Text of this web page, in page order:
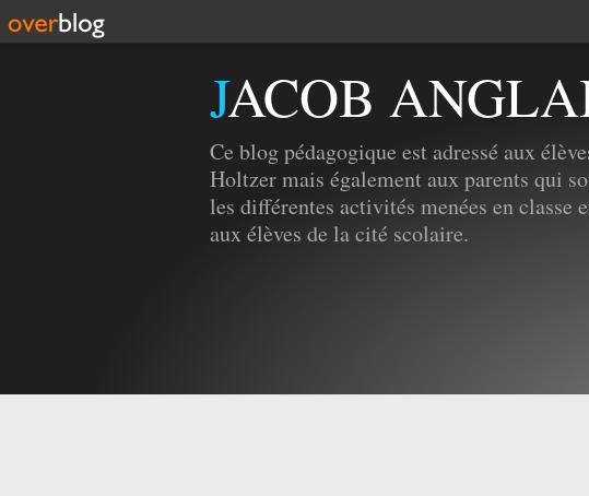
JACOB
Ce blog pédagogique est adressé aux
Holtzer mais également aux parents qui
les différentes activités menées en classe
aux élèves de la cité scolaire.